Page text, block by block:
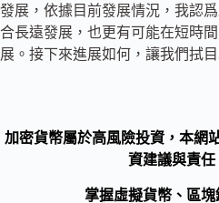
發展，依據目前發展情況，我認
合長遠發展，也更有可能在短時
展。接下來進展如何，讓我們拭目
加密貨幣屬於高風險投資，本網
資建議與責任
掌握虛擬貨幣、區